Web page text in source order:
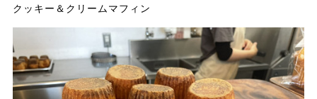
クッキー＆クリームマフィン